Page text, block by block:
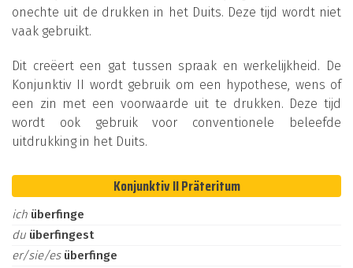
onechte uit de drukken in het Duits. Deze tijd wordt niet
vaak gebruikt.
Dit creëert een gat tussen spraak en werkelijkheid. De
Konjunktiv II wordt gebruik om een hypothese, wens of
een zin met een voorwaarde uit te drukken. Deze tijd
wordt ook gebruik voor conventionele beleefde
uitdrukking in het Duits.
Konjunktiv II Präteritum
ich überfinge
du überfingest
er/sie/es überfinge